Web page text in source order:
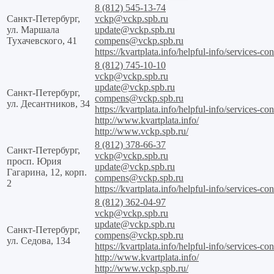
Санкт-Петербург,
ул. Маршала
Тухачевского, 41
8 (812) 545-13-74
vckp@vckp.spb.ru
update@vckp.spb.ru
compens@vckp.spb.ru
https://kvartplata.info/helpful-info/services-
Санкт-Петербург,
ул. Десантников, 34
8 (812) 745-10-10
vckp@vckp.spb.ru
update@vckp.spb.ru
compens@vckp.spb.ru
https://kvartplata.info/helpful-info/services-
http://www.kvartplata.info/
http://www.vckp.spb.ru/
Санкт-Петербург,
просп. Юрия
Гагарина, 12, корп.
2
8 (812) 378-66-37
vckp@vckp.spb.ru
update@vckp.spb.ru
compens@vckp.spb.ru
https://kvartplata.info/helpful-info/services-
Санкт-Петербург,
ул. Седова, 134
8 (812) 362-04-97
vckp@vckp.spb.ru
update@vckp.spb.ru
compens@vckp.spb.ru
https://kvartplata.info/helpful-info/services-
http://www.kvartplata.info/
http://www.vckp.spb.ru/